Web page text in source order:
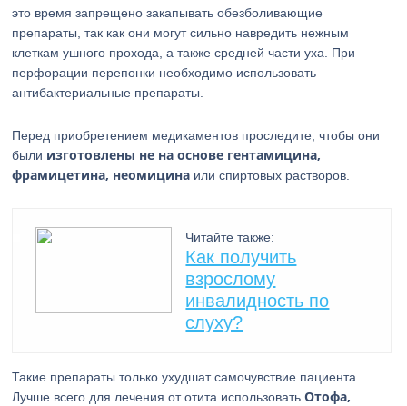
это время запрещено закапывать обезболивающие
препараты, так как они могут сильно навредить нежным
клеткам ушного прохода, а также средней части уха. При
перфорации перепонки необходимо использовать
антибактериальные препараты.
Перед приобретением медикаментов проследите, чтобы они
были изготовлены не на основе гентамицина,
фрамицетина, неомицина или спиртовых растворов.
Читайте также:
Как получить
взрослому
инвалидность по
слуху?
Такие препараты только ухудшат самочувствие пациента.
Лучше всего для лечения от отита использоватьОтофа,